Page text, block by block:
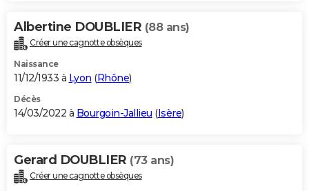
Albertine DOUBLIER (88 ans)
Créer une cagnotte obsèques
Naissance
11/12/1933 à Lyon (Rhône)
Décès
14/03/2022 à Bourgoin-Jallieu (Isère)
Gerard DOUBLIER (73 ans)
Créer une cagnotte obsèques